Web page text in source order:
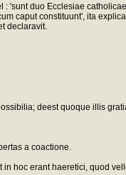
duo Ecclesiae
caput constituunt', ita
declaravit.
deest quoque illis
a coactione.
hoc erant haeretici, quod